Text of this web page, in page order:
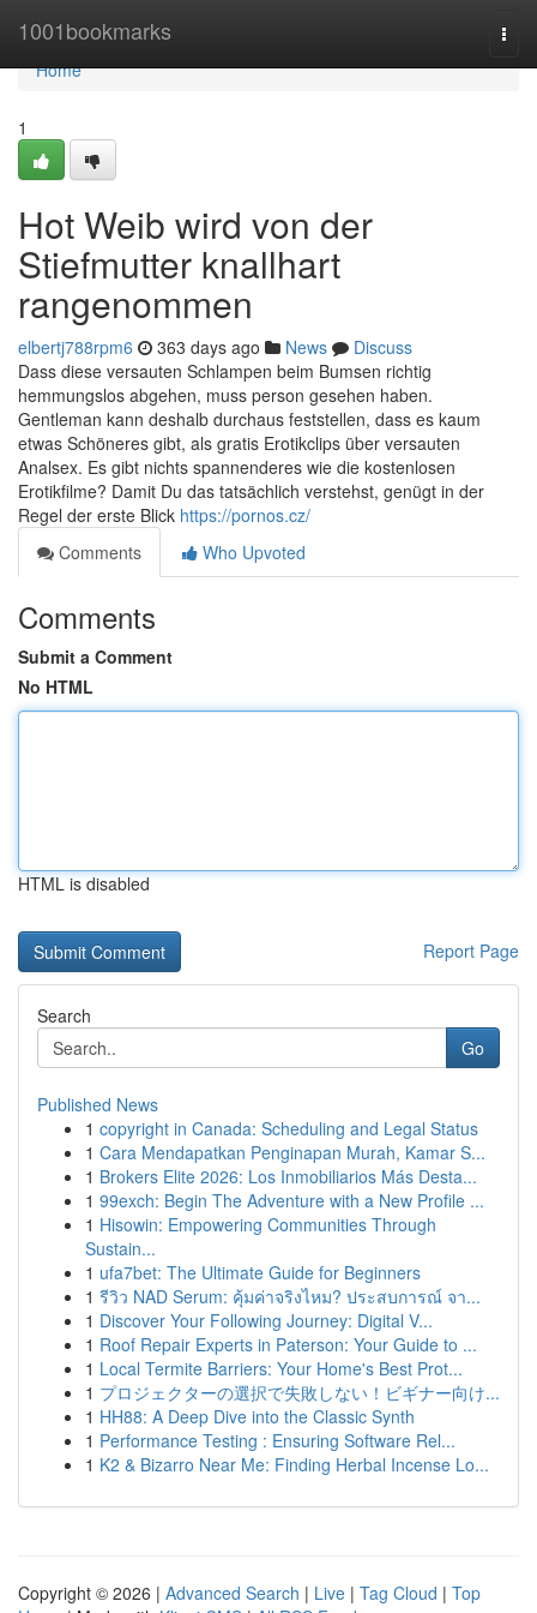
1001bookmarks
Home
Home
1
Hot Weib wird von der
Stiefmutter knallhart
rangenommen
elbertj788rpm6 363 days ago News
Discuss
Dass diese versauten Schlampen beim Bumsen richtig
hemmungslos abgehen, muss person gesehen haben.
Gentleman kann deshalb durchaus feststellen, dass es kaum
etwas Schöneres gibt, als gratis Erotikclips über versauten
Analsex. Es gibt nichts spannenderes wie die kostenlosen
Erotikfilme? Damit Du das tatsächlich verstehst, genügt in der
Regel der erste Blick https://pornos.cz/
Comments
Who Upvoted
Comments
Submit a Comment
No HTML
HTML is disabled
Report Page
Search
Go
Published News
1 copyright in Canada: Scheduling and Legal Status
1 Cara Mendapatkan Penginapan Murah, Kamar S...
1 Brokers Elite 2026: Los Inmobiliarios Más Desta...
1 99exch: Begin The Adventure with a New Profile ...
1 Hisowin: Empowering Communities Through
Sustain...
1 ufa7bet: The Ultimate Guide for Beginners
1 รีวิว NAD Serum: คุ้มค่าจริงไหม? ประสบการณ์ จา...
1 Discover Your Following Journey: Digital V...
1 Roof Repair Experts in Paterson: Your Guide to ...
1 Local Termite Barriers: Your Home's Best Prot...
1 プロジェクターの選択で失敗しない！ビギナー向け...
1 HH88: A Deep Dive into the Classic Synth
1 Performance Testing : Ensuring Software Rel...
1 K2 & Bizarro Near Me: Finding Herbal Incense Lo...
Copyright © 2026 | Advanced Search | Live | Tag Cloud | Top